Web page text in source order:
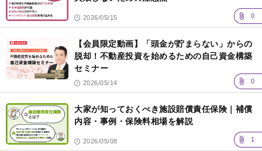
2026/05/15 0
【会員限定動画】「頭金が貯まらない」からの
脱却！不動産投資を始めるための自己資金構築
セミナー
2026/05/14 0
大家が知っておくべき施設賠償責任保険｜補償
内容・事例・保険料相場を解説
2026/05/08 1